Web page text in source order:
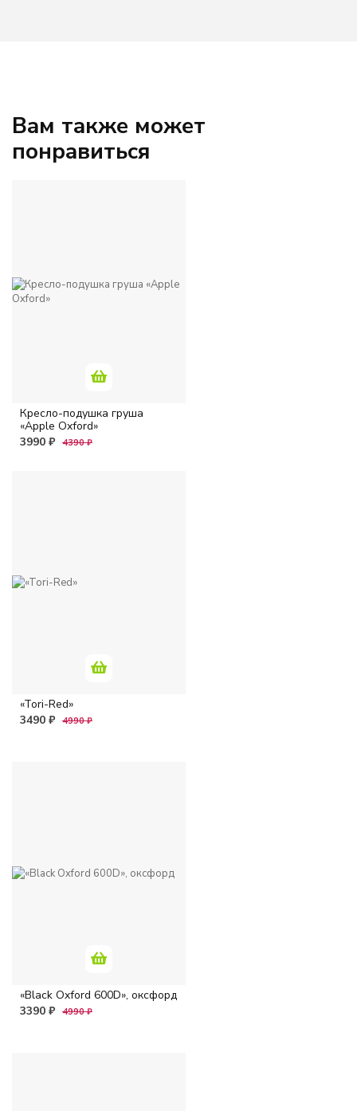
Вам также может
понравиться
Кресло-подушка груша
«Apple Oxford»
3990 ₽ 4390 ₽
«Tori-Red»
3490 ₽ 4990 ₽
«Black Oxford 600D», оксфорд
3390 ₽ 4990 ₽